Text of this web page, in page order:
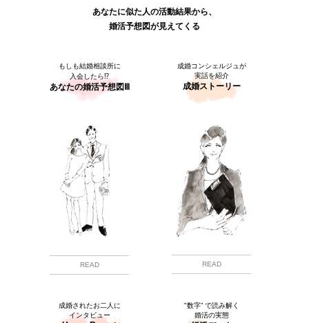
あなたに似た人の活動結果から、
婚活予想図が見えてくる
もしも結婚相談所に
入会したら⁉
あなたの婚活予想図Ⅲ
READ
成婚コンシェルジュが
実話を紹介
成婚ストーリー
READ
成婚されたお二人に
インタビュー
"数字” で読み解く
婚活の実態